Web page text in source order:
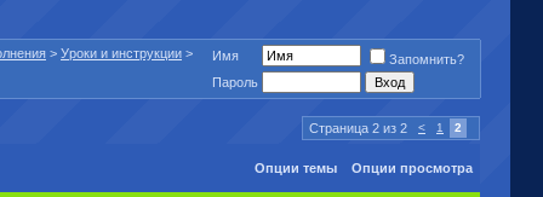
> Уроки и инструкции > Имя
Запомнить?
Пароль
Страница 2 из 2 < 1 2
Опции темы Опции просмотра